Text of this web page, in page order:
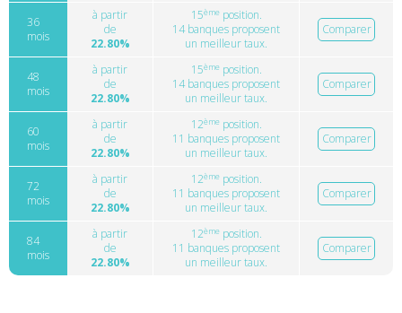
36
mois
à partir
de
22.80%
15èmeposition.
14 banques proposent
un meilleur taux.
Comparer
48
mois
à partir
de
22.80%
15èmeposition.
14 banques proposent
un meilleur taux.
Comparer
60
mois
à partir
de
22.80%
12èmeposition.
11 banques proposent
un meilleur taux.
Comparer
72
mois
à partir
de
22.80%
12èmeposition.
11 banques proposent
un meilleur taux.
Comparer
84
mois
à partir
de
22.80%
12èmeposition.
11 banques proposent
un meilleur taux.
Comparer